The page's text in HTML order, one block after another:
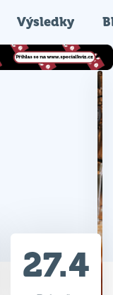
Výsledky
27.4